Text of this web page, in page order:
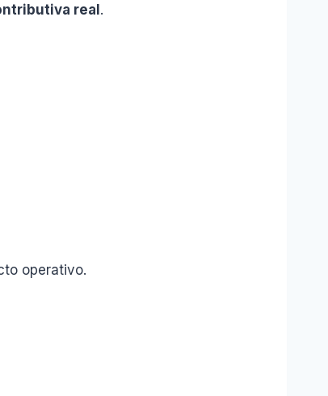
real.
operativo.